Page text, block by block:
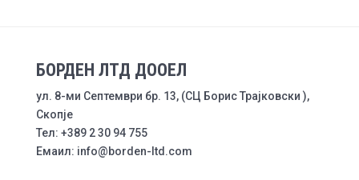
БОРДЕН ЛТД ДООЕЛ
ул. 8-ми Септември бр. 13, (СЦ Борис Трајковски ),
Скопје
Тел: +389 2 30 94 755
Емаил: info@borden-ltd.com